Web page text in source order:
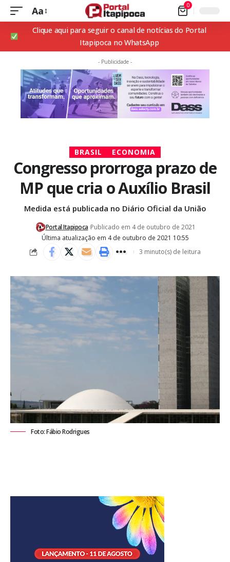
Aa 0
Clique aqui para seguir o canal de notícias do Portal
Itapipoca no WhatsApp
- Publicidade -
BRASIL ECONOMIA
Congresso prorroga prazo de
MP que cria o Auxílio Brasil
Medida está publicada no Diário Oficial da União
Última atualização em 4 de outubro de 2021 10:55
Portal Itapipoca Publicado em 4 de outubro de 2021
3 minuto(s) de leitura
Foto: Fábio Rodrigues